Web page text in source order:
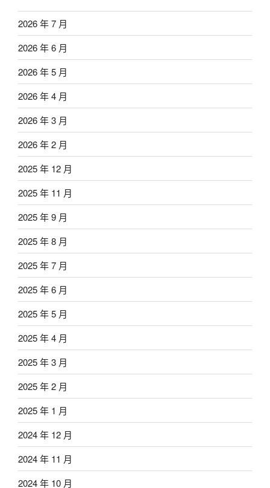
2026 年 7 月
2026 年 6 月
2026 年 5 月
2026 年 4 月
2026 年 3 月
2026 年 2 月
2025 年 12 月
2025 年 11 月
2025 年 9 月
2025 年 8 月
2025 年 7 月
2025 年 6 月
2025 年 5 月
2025 年 4 月
2025 年 3 月
2025 年 2 月
2025 年 1 月
2024 年 12 月
2024 年 11 月
2024 年 10 月